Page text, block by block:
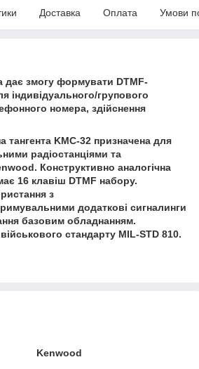
Доставка Оплата Умови
дає змогу формувати DTMF-
індивідуального/групового
номера, здійснення
тангента KМС-32 призначена для
радіостанціями та
Конструктивно аналогічна
16 клавіш DTMF набору.
з
додаткові сигналинги
базовим обладнанням.
стандарту MIL-STD 810.
Kenwood